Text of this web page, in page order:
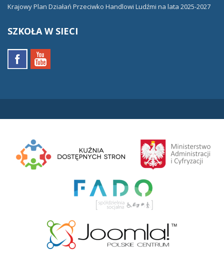
Krajowy Plan Działań Przeciwko Handlowi Ludźmi na lata 2025-2027
SZKOŁAW SIECI